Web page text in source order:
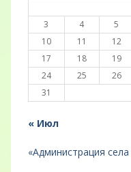
3
4 5
10
11 12
17
18 19
24
25 26
31
« Июл
«Администрация